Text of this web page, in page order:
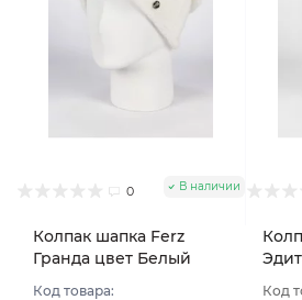
0 В наличии
Колпак шапка Ferz
Гранда цвет Белый
Код товара:
Код